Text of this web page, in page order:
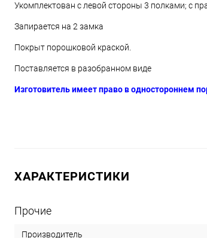
Укомплектован с левой стороны 3 полками; с
Запирается на 2 замка
Покрыт порошковой краской.
Поставляется в разобранном виде
Изготовитель имеет право в одностороннем
ХАРАКТЕРИСТИКИ
Прочие
Производитель